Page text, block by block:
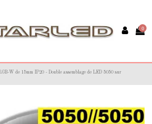
0
W de 15mm IP20 - Double assemblage de LED 5050 sur